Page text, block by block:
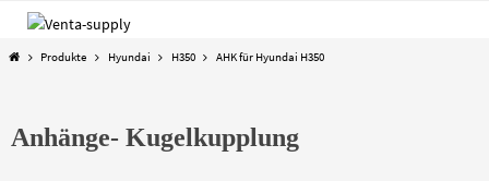
Zum
springen
StartProdukte Hyundai H350 AHK für Hyundai H350
Anhänge- Kugelkupplung